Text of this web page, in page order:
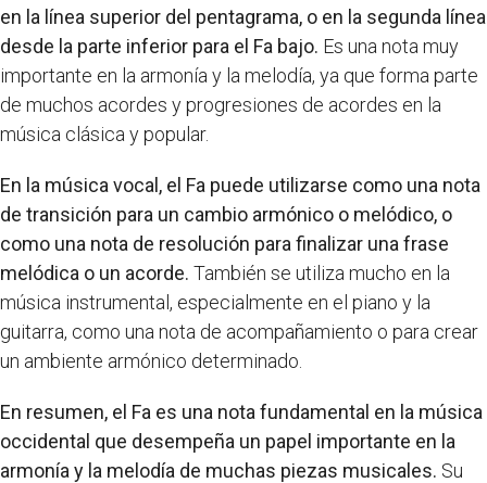
en la línea superior del pentagrama, o en la segunda línea
desde la parte inferior para el Fa bajo. Es una nota muy
importante en la armonía y la melodía, ya que forma parte
de muchos acordes y progresiones de acordes en la
música clásica y popular.
En la música vocal, el Fa puede utilizarse como una nota
de transición para un cambio armónico o melódico, o
como una nota de resolución para finalizar una frase
melódica o un acorde. También se utiliza mucho en la
música instrumental, especialmente en el piano y la
guitarra, como una nota de acompañamiento o para crear
un ambiente armónico determinado.
En resumen, el Fa es una nota fundamental en la música
occidental que desempeña un papel importante en la
armonía y la melodía de muchas piezas musicales. Su